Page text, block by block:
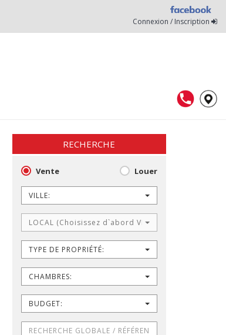
Connexion / Inscription
RECHERCHE
Vente Louer
VILLE:
LOCAL (Choisissez d`abord VILLE)
TYPE DE PROPRIÉTÉ:
CHAMBRES:
BUDGET: